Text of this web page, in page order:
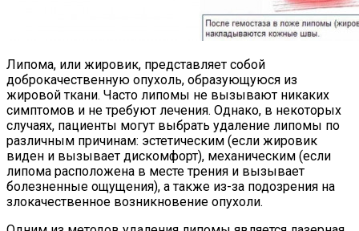
Липома, или жировик, представляет собой
доброкачественную опухоль, образующуюся из
жировой ткани. Часто липомы не вызывают никаких
симптомов и не требуют лечения. Однако, в некоторых
случаях, пациенты могут выбрать удаление липомы по
различным причинам: эстетическим (если жировик
виден и вызывает дискомфорт), механическим (если
липома расположена в месте трения и вызывает
болезненные ощущения), а также из-за подозрения на
злокачественное возникновение опухоли.